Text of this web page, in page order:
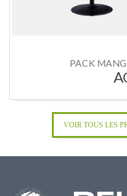
PACK
VOIR TOUS LES